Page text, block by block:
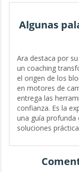
Algunas
Ara destaca por
un coaching
el origen de los
en motores de
entrega las
confianza. Es la
una guía profunda
soluciones